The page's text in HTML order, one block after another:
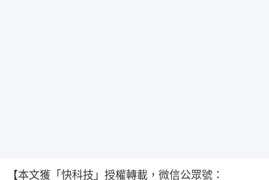
【本文獲「快科技」授權轉載，微信公眾號：